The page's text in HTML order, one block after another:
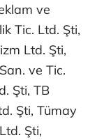
ve
Tic. Ltd. Şti,
Ltd. Şti,
ve Tic.
Şti, TB
Şti, Tümay
Şti,